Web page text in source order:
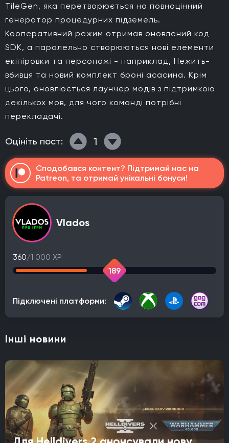
TileGen, яка перетворюється на повноцінний
генератор процедурних підземель.
Кооперативний режим отримав оновлений код
SDK, а паралельно створюються нові елементи
екіпіровки та персонажі - наприклад, Нежить-
вбивця та новий комплект броні асасина. Крім
цього, оновлюється лаунчер модів з підтримкою
декількох мов, для чого команді потрібні
перекладачі.
Оцініть пост: 1
Сподобався контент? Підтримай нас на
Patreon, та отримай унікальні бонуси!
Vlados
360/1 000 XP
189
Підключені платформи:
Інші новини